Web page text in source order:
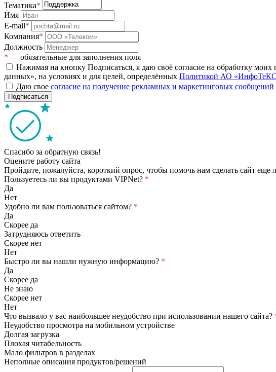
Тематика*
Имя
E-mail*
Компания*
Должность
* — обязательные для заполнения поля
Нажимая на кнопку Подписаться, я даю своё согласие на обработку
данных», на условиях и для целей, определённых Политикой АО
Даю свое согласие на получение рекламных и маркетинговых сообщений
Подписаться
Спасибо за обратную связь!
Оцените работу сайта
Пройдите, пожалуйста, короткий опрос, чтобы помочь нам сделать сайт еще
Пользуетесь ли вы продуктами VIPNet? *
Да
Нет
Удобно ли вам пользоваться сайтом? *
Да
Скорее да
Затрудняюсь ответить
Скорее нет
Нет
Быстро ли вы нашли нужную информацию? *
Да
Скорее да
Не знаю
Скорее нет
Нет
Что вызвало у вас наибольшее неудобство при использовании нашего сайта?
Неудобство просмотра на мобильном устройстве
Долгая загрузка
Плохая читабельность
Мало фильтров в разделах
Неполные описания продуктов/решений